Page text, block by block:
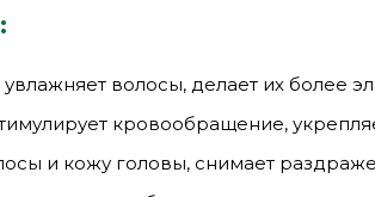
волосы, делает их более
кровообращение,
и кожу головы, снимает